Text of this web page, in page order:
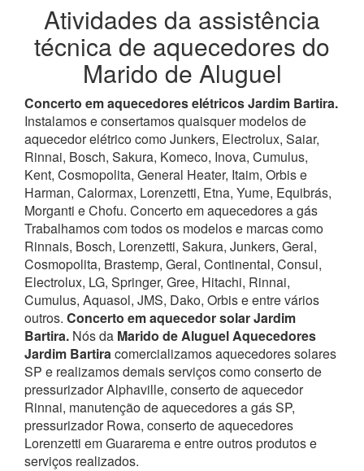
Atividades da assistência
técnica de aquecedores do
Marido de Aluguel
Concerto em aquecedores elétricos Jardim Bartira.
Instalamos e consertamos quaisquer modelos de
aquecedor elétrico como Junkers, Electrolux, Saiar,
Rinnai, Bosch, Sakura, Komeco, Inova, Cumulus,
Kent, Cosmopolita, General Heater, Itaim, Orbis e
Harman, Calormax, Lorenzetti, Etna, Yume, Equibrás,
Morganti e Chofu. Concerto em aquecedores a gás
Trabalhamos com todos os modelos e marcas como
Rinnais, Bosch, Lorenzetti, Sakura, Junkers, Geral,
Cosmopolita, Brastemp, Geral, Continental, Consul,
Electrolux, LG, Springer, Gree, Hitachi, Rinnai,
Cumulus, Aquasol, JMS, Dako, Orbis e entre vários
outros. Concerto em aquecedor solar Jardim
Bartira. Nós da Marido de Aluguel Aquecedores
Jardim Bartiracomercializamos aquecedores solares
SP e realizamos demais serviços como conserto de
pressurizador Alphaville, conserto de aquecedor
Rinnai, manutenção de aquecedores a gás SP,
pressurizador Rowa, conserto de aquecedores
Lorenzetti em Guararema e entre outros produtos e
serviços realizados.